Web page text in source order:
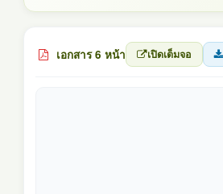
เอกสาร 6 หน้า เปิดเต็มจอ